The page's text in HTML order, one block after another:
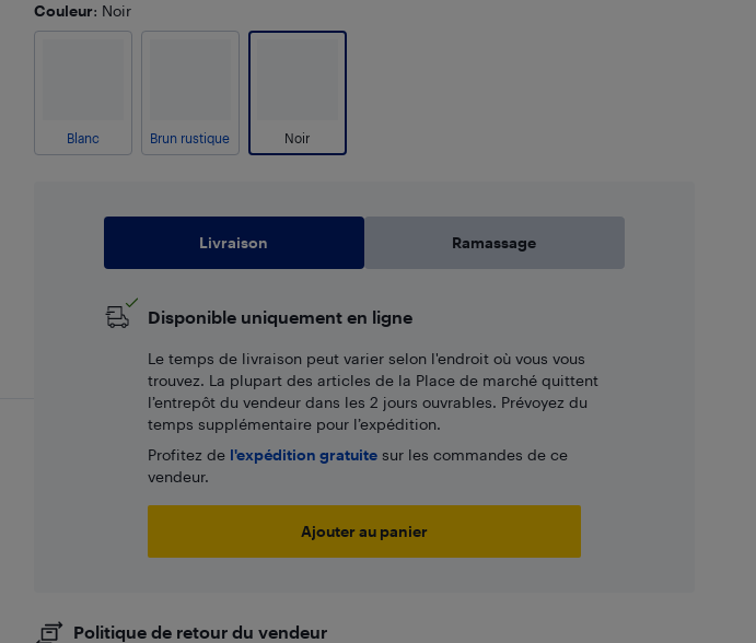
Couleur: Noir
Blanc Brun rustique Noir
Livraison Ramassage
Disponible uniquement en ligne
Le temps de livraison peut varier selon l'endroit où vous vous
trouvez. La plupart des articles de la Place de marché quittent
l’entrepôt du vendeur dans les 2 jours ouvrables. Prévoyez du
temps supplémentaire pour l’expédition.
Profitez de l'expédition gratuitesur les commandes de ce
vendeur.
Ajouter au panier
Politique de retour du vendeur